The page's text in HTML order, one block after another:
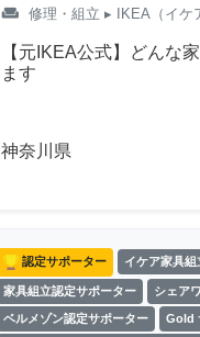
weekend 修理・組立 ▸ IKEA（イケ
【元IKEA公式】どんな
ます
神奈川県
認定サポーター イケア家具
家具組立認定サポーター シェア
ベルメゾン認定サポーター Gold